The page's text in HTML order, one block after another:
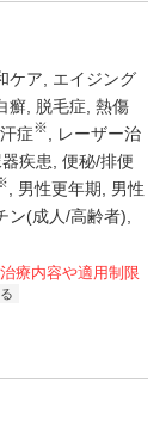
ケア
エイジング
癬 脱毛症 熱傷
症※
レーザー治
疾患 便秘/排便
男性更年期
男性
ン(成人/高齢者)
療内容や適用制限